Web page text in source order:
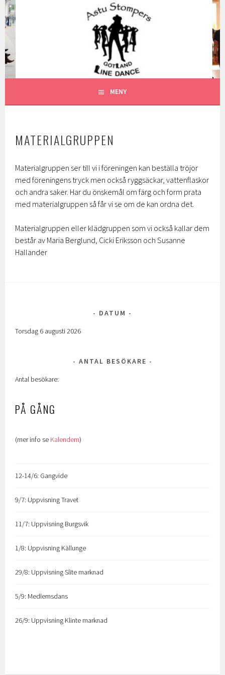
Gå
till
innehållASTU STOMPERS
GOTLAND LINEDANCE MEDLEMSSIDA
MENY
MATERIALGRUPPEN
Materialgruppen ser till vi i föreningen kan beställa tröjor
med föreningens tryck men också ryggsäckar, vattenflaskor
och andra saker. Har du önskemål om färg och form prata
med materialgruppen så får vi se om de kan ordna det.
Materialgruppen eller klädgruppen som vi också kallar dem
består av Maria Berglund, Cicki Eriksson och Susanne
Hallander
DATUM
Torsdag 6 augusti 2026
ANTAL BESÖKARE
Antal besökare:
PÅ GÅNG
(mer info se Kalendern)
12-14/6: Gangvide
9/7: Uppvisning Travet
11/7: Uppvisning Burgsvik
1/8: Uppvisning Källunge
29/8: Uppvisning Slite marknad
5/9: Medlemsdans
26/9: Uppvisning Klinte marknad